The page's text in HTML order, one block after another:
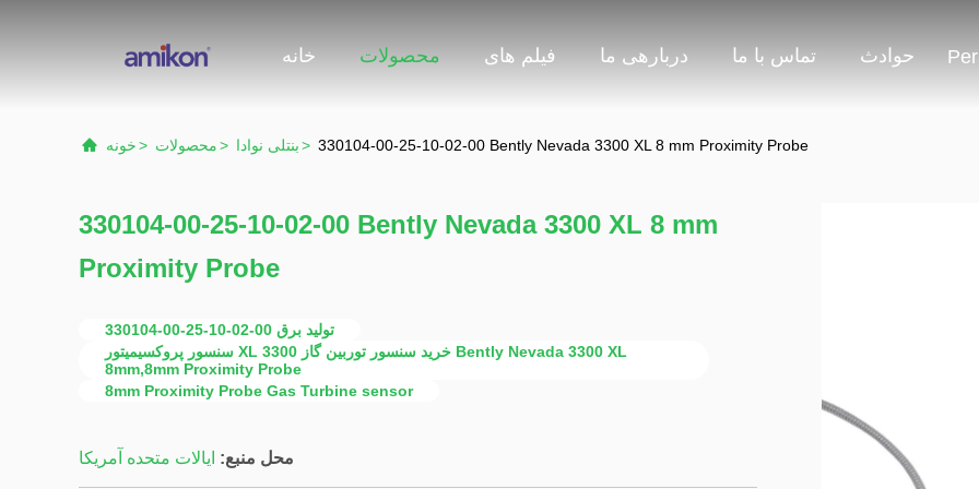
خانه محصولات فیلم های دربارهی ما تماس با ما حوادث
خونه> محصولات> بنتلی نوادا> 330104-00-25-10-02-00 Bently Nevada 3300 XL 8 mm Proximity Probe
330104-00-25-10-02-00 Bently Nevada 3300 XL 8 mm
Proximity Probe
330104-00-25-10-02-00 تولید برق
سنسور پروکسیمیتور XL 3300 خرید سنسور توربین گاز Bently Nevada 3300 XL
8mm,8mm Proximity Probe
8mm Proximity Probe Gas Turbine sensor
محل منبع: ایالات متحده آمریکا